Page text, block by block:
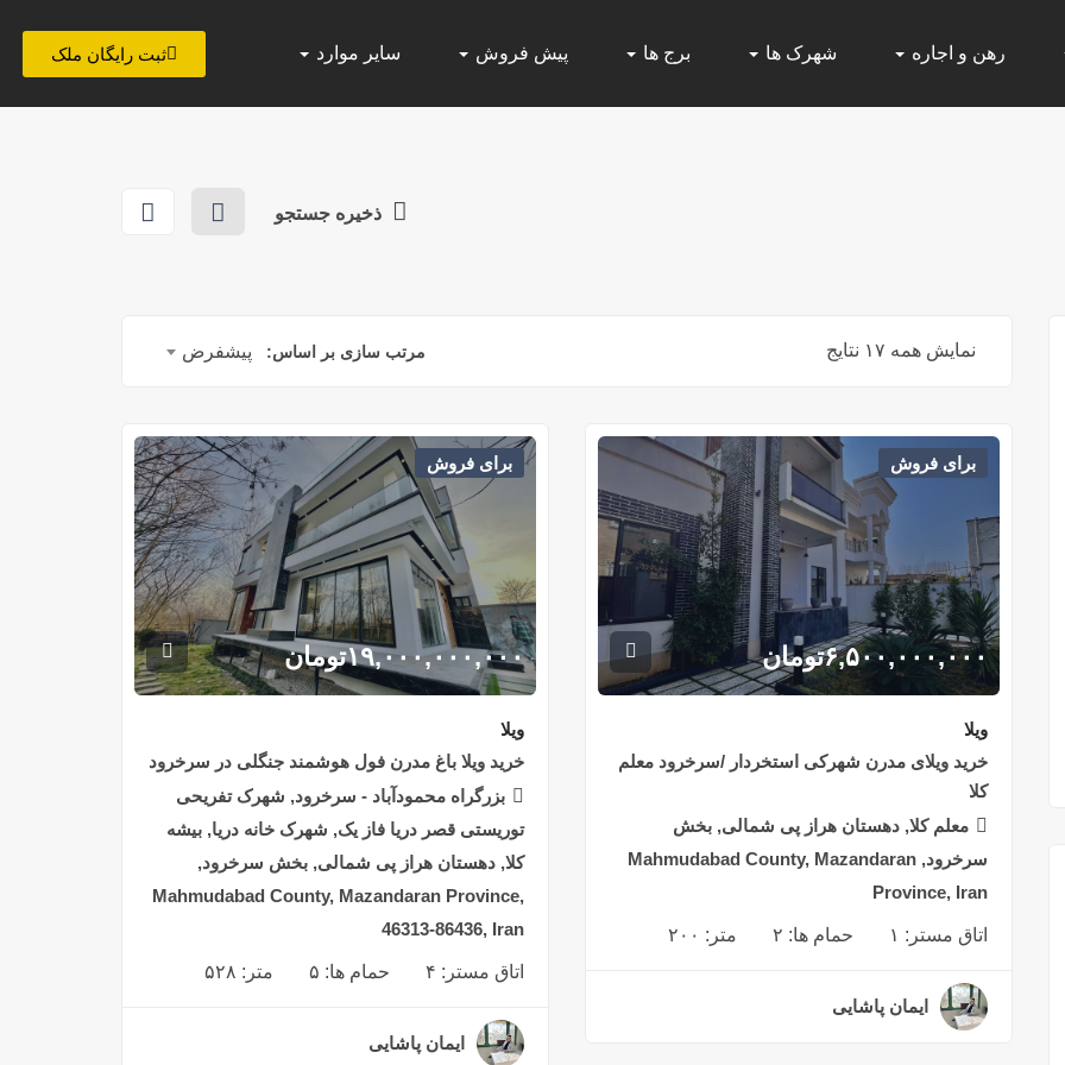
رهن و اجاره شهرک ها برج ها پیش فروش سایر موارد ثبت رایگان ملک
ذخیره جستجو
نمایش همه ۱۷ نتایج مرتب سازی بر اساس: پیشفرض
برای فروش
۶,۵۰۰,۰۰۰,۰۰۰تومان
ویلا
خرید ویلای مدرن شهرکی استخردار /سرخرود معلم
کلا
معلم کلا, دهستان هراز پی شمالی, بخش
سرخرود, Mahmudabad County, Mazandaran
Province, Iran
اتاق مستر: ۱ حمام ها: ۲ متر: ۲۰۰
ایمان پاشایی
برای فروش
۱۹,۰۰۰,۰۰۰,۰۰۰تومان
ویلا
خرید ویلا باغ مدرن فول هوشمند جنگلی در سرخرود
بزرگراه محمودآباد - سرخرود, شهرک تفریحی
توریستی قصر دریا فاز یک, شهرک خانه دریا, بیشه
کلا, دهستان هراز پی شمالی, بخش سرخرود,
Mahmudabad County, Mazandaran Province,
46313-86436, Iran
اتاق مستر: ۴ حمام ها: ۵ متر: ۵۲۸
ایمان پاشایی